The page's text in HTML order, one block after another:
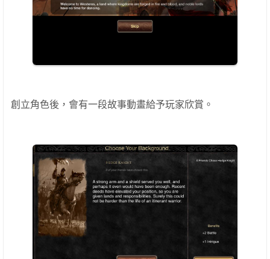
創立角色後，會有一段故事動畫給予玩家欣賞。